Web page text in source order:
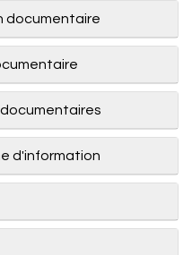
documentaire
d'information